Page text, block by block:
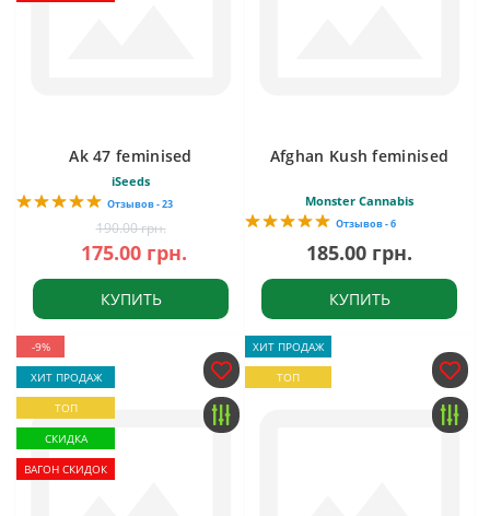
Ak 47 feminised
iSeeds
Отзывов - 23
190.00 грн.
175.00 грн.
КУПИТЬ
Afghan Kush feminised
Monster Cannabis
Отзывов - 6
185.00 грн.
КУПИТЬ
-9%
ХИТ ПРОДАЖ
ТОП
СКИДКА
ВАГОН СКИДОК
ХИТ ПРОДАЖ
ТОП